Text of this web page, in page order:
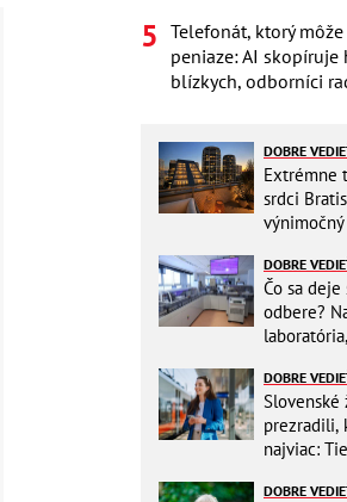
Telefonát, ktorý
peniaze: AI skopíruje
blízkych, odborníci
DOBRE
Extrémne
srdci
DOBRE
Čo sa
odbere?
DOBRE
Slovenské
prezradili,
najviac:
DOBRE